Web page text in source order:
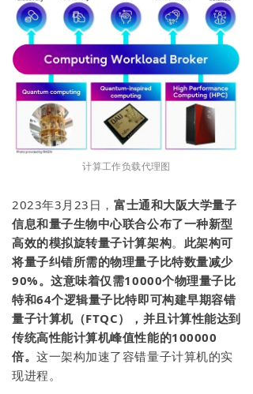
计算工作负载代理图
2023年3月23日， 富士通和大阪大学量子
信息和量子生物中心联合公布了一种新型
高效的模拟旋转量子计算架构。 此架构可
将量子纠错所需的物理量子比特数量减少
90%。这意味着仅需10000个物理量子比
特和64个逻辑量子比特即可构建早期容错
量子计算机（FTQC），并且计算性能达到
传统高性能计算机峰值性能的100000
倍。这一架构加速了容错量子计算机的实
现进程。